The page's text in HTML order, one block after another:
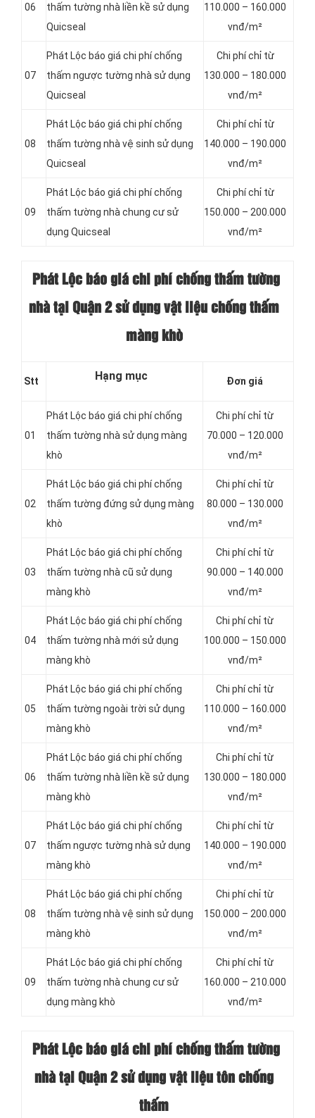
06
thấm tường nhà liền kề sử dụng
Quicseal
110.000 – 160.000
vnđ/m²
07
Phát Lộc báo giá chi phí chống
thấm ngược tường nhà sử dụng
Quicseal
Chi phí chỉ từ
130.000 – 180.000
vnđ/m²
08
Phát Lộc báo giá chi phí chống
thấm tường nhà vệ sinh sử dụng
Quicseal
Chi phí chỉ từ
140.000 – 190.000
vnđ/m²
09
Phát Lộc báo giá chi phí chống
thấm tường nhà chung cư sử
dụng Quicseal
Chi phí chỉ từ
150.000 – 200.000
vnđ/m²
Phát Lộc báo giá chi phí chống thấmtường
nhà tại Quận 2 sử dụng vật liệu chống thấm
màng khò
Stt Hạng mục Đơn giá
01
Phát Lộc báo giá chi phí chống
thấm tường nhà sử dụng màng
khò
Chi phí chỉ từ
70.000 – 120.000
vnđ/m²
02
Phát Lộc báo giá chi phí chống
thấm tường đứng sử dụng màng
khò
Chi phí chỉ từ
80.000 – 130.000
vnđ/m²
03
Phát Lộc báo giá chi phí chống
thấm tường nhà cũ sử dụng
màng khò
Chi phí chỉ từ
90.000 – 140.000
vnđ/m²
04
Phát Lộc báo giá chi phí chống
thấm tường nhà mới sử dụng
màng khò
Chi phí chỉ từ
100.000 – 150.000
vnđ/m²
05
Phát Lộc báo giá chi phí chống
thấm tường ngoài trời sử dụng
màng khò
Chi phí chỉ từ
110.000 – 160.000
vnđ/m²
06
Phát Lộc báo giá chi phí chống
thấm tường nhà liền kề sử dụng
màng khò
Chi phí chỉ từ
130.000 – 180.000
vnđ/m²
07
Phát Lộc báo giá chi phí chống
thấm ngược tường nhà sử dụng
màng khò
Chi phí chỉ từ
140.000 – 190.000
vnđ/m²
08
Phát Lộc báo giá chi phí chống
thấm tường nhà vệ sinh sử dụng
màng khò
Chi phí chỉ từ
150.000 – 200.000
vnđ/m²
09
Phát Lộc báo giá chi phí chống
thấm tường nhà chung cư sử
dụng màng khò
Chi phí chỉ từ
160.000 – 210.000
vnđ/m²
Phát Lộc báo giá chi phí chống thấmtường
nhà tại Quận 2 sử dụng vật liệu tôn chống
thấm